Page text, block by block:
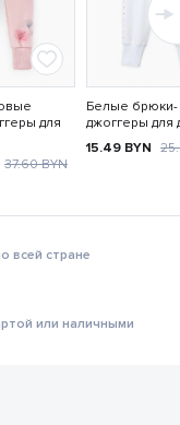
для
37.60BYN
Белые брюки-
джоггеры для
15.49 BYN
всей стране
или наличными